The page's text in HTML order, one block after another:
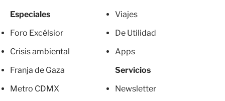
Especiales
Foro Excélsior
Crisis ambiental
Franja de Gaza
Metro CDMX
Viajes
De Utilidad
Apps
Servicios
Newsletter